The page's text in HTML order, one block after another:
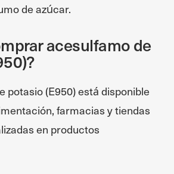
de azúcar.
acesulfamo de
potasio (E950) está disponible
farmacias y tiendas
en productos